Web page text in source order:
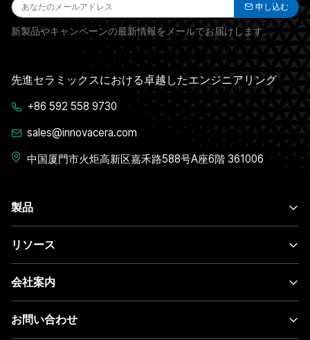
製品
リソース
会社案内
お問い合わせ
申し込む
新製品やキャンペーンの最新情報をメールでお届けします。
先進セラミックスにおける卓越したエンジニアリング
+86 592 558 9730
sales@innovacera.com
中国厦門市火炬高新区嘉禾路588号A座6階 361006